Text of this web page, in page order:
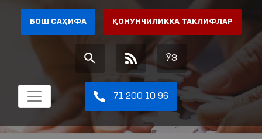
БОШ САҲИФА ҚОНУНЧИЛИККА ТАКЛИФЛАР
ЎЗ
71 200 10 96